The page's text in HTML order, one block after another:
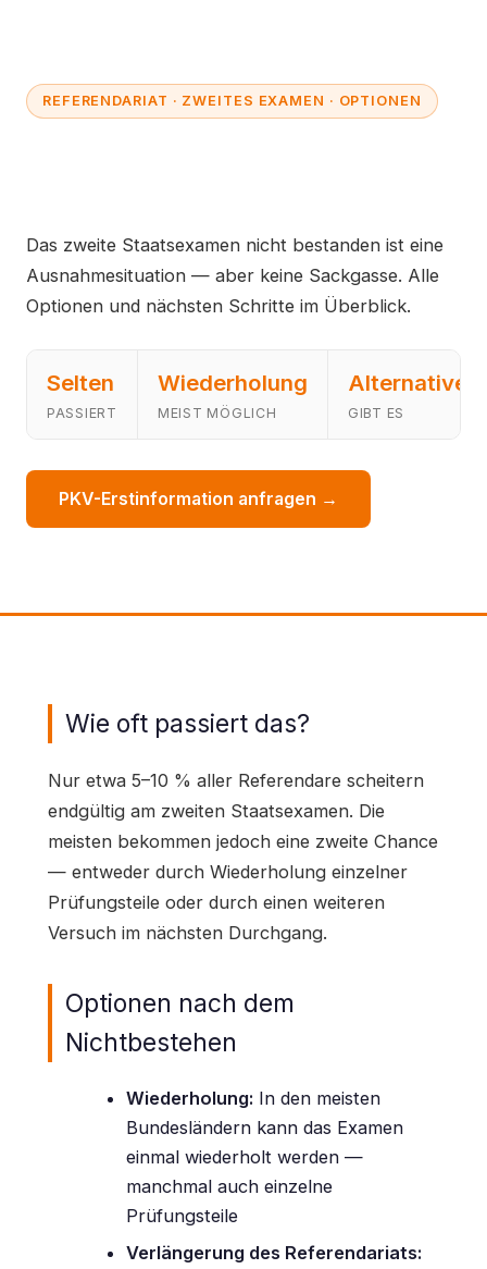
REFERENDARIAT · ZWEITES EXAMEN · OPTIONEN
Das zweite Staatsexamen nicht bestanden ist eine
Ausnahmesituation — aber keine Sackgasse. Alle
Optionen und nächsten Schritte im Überblick.
Selten
PASSIERT
Wiederholung
MEIST MÖGLICH
Alternativen
GIBT ES
PKV-Erstinformation anfragen →
Wie oft passiert das?
Nur etwa 5–10 % aller Referendare scheitern
endgültig am zweiten Staatsexamen. Die
meisten bekommen jedoch eine zweite Chance
— entweder durch Wiederholung einzelner
Prüfungsteile oder durch einen weiteren
Versuch im nächsten Durchgang.
Optionen nach dem
Nichtbestehen
Wiederholung: In den meisten
Bundesländern kann das Examen
einmal wiederholt werden —
manchmal auch einzelne
Prüfungsteile
Verlängerung des Referendariats: